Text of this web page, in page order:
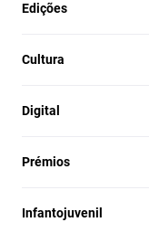
Edições
Cultura
Digital
Prémios
Infantojuvenil